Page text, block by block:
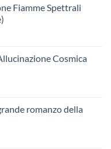
Fiamme Spettrali
Cosmica
romanzo della